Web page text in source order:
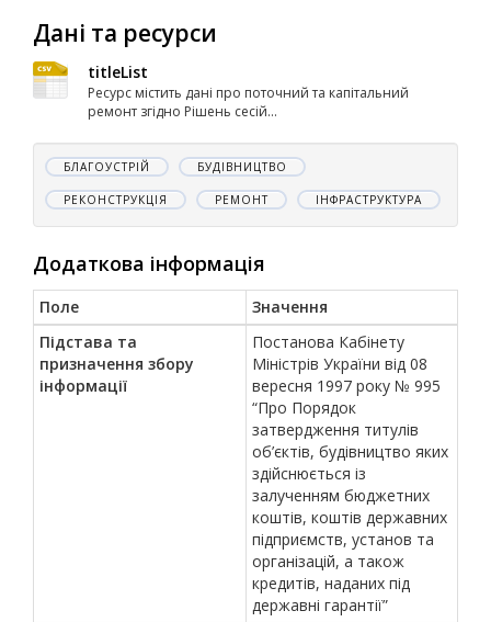
Дані та ресурси
titleList
Ресурс містить дані про поточний та капітальний
ремонт згідно Рішень сесій...
БЛАГОУСТРІЙ БУДІВНИЦТВО
РЕКОНСТРУКЦІЯ РЕМОНТ ІНФРАСТРУКТУРА
Додаткова інформація
Поле
Значення
Підстава та
призначення збору
інформації
Постанова Кабінету
Міністрів України від 08
вересня 1997 року № 995
“Про Порядок
затвердження титулів
об’єктів, будівництво яких
здійснюється із
залученням бюджетних
коштів, коштів державних
підприємств, установ та
організацій, а також
кредитів, наданих під
державні гарантії”